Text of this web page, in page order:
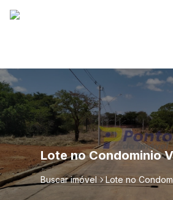
Lote no Condominio
Buscar imóvel Lote no